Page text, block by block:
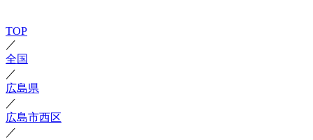
TOP
／
全国
／
広島県
／
広島市西区
／